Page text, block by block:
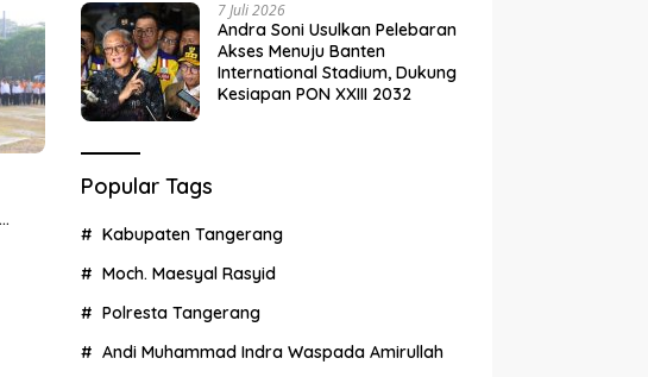
7 Juli 2026
Andra Soni Usulkan Pelebaran
Akses Menuju Banten
International Stadium, Dukung
Kesiapan PON XXIII 2032
Popular Tags
Kabupaten Tangerang
Moch. Maesyal Rasyid
Polresta Tangerang
Andi Muhammad Indra Waspada Amirullah